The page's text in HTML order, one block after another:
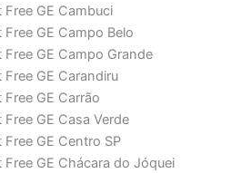
GE Cambuci
GE Campo Belo
GE Campo Grande
GE Carandiru
GE Carrão
GE Casa Verde
GE Centro SP
GE Chácara do Jóquei